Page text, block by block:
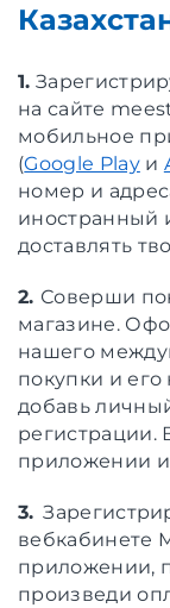
1.
на сайте
мобильное
(Google Playи
номер и
иностранный
доставлять
2. Соверши
магазине.
нашего
покупки и
добавь
регистрации.
приложении и
3.
вебкабинете
приложении,
произведи